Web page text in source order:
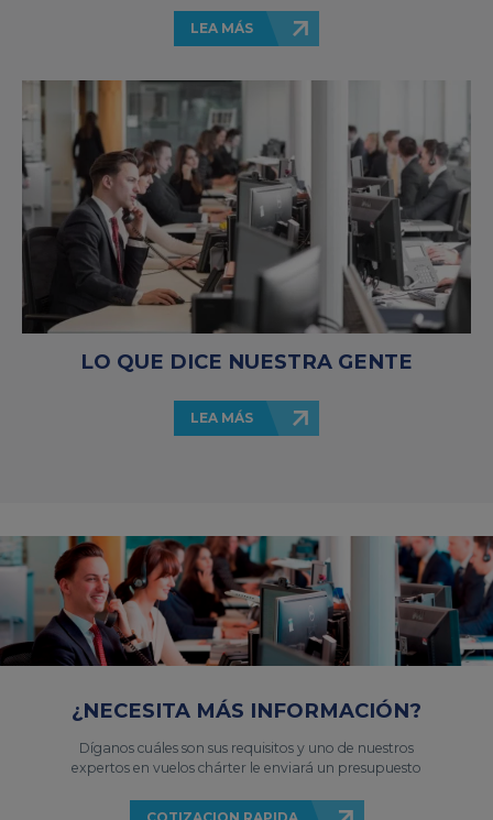
LEA MÁS
LO QUE DICE NUESTRA GENTE
LEA MÁS
¿NECESITA MÁS INFORMACIÓN?
Díganos cuáles son sus requisitos y uno de nuestros
expertos en vuelos chárter le enviará un presupuesto